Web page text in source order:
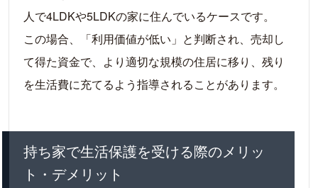
人で4LDKや5LDKの家に住んでいるケースです。
この場合、「利用価値が低い」と判断され、売却し
て得た資金で、より適切な規模の住居に移り、残り
を生活費に充てるよう指導されることがあります。
持ち家で生活保護を受ける際のメリッ
ト・デメリット